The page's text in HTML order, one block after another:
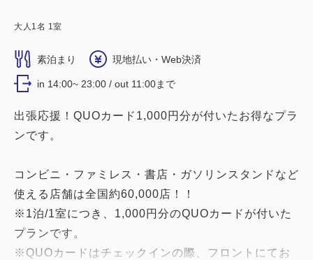
大人 1名 1室
素泊まり 現地払い・Web決済
in 14:00~ 23:00 / out 11:00まで
出張応援！QUOカード1,000円分が付いたお得なプラ
ンです。
コンビニ・ファミレス・書店・ガソリンスタンドなど
使える店舗は全国約60,000店！！
※1泊/1室につき、1,000円分のQUOカードが付いた
プランです。
※QUOカードはチェックインの際、フロントにてお